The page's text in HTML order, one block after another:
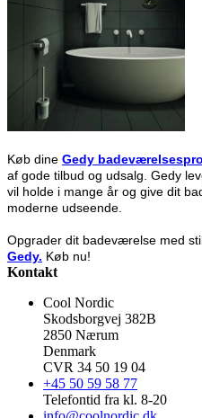
Køb dine Gedy
af gode tilbud og udsalg. Gedy
vil holde i mange år og give dit
moderne udseende.
Opgrader dit badeværelse med
Gedy. Køb nu!
Kontakt
Cool Nordic
Skodsborgvej 382B
2850 Nærum
Denmark
CVR 34 50 19 04
+45 50 59 58 77
Telefontid fra kl. 8-20